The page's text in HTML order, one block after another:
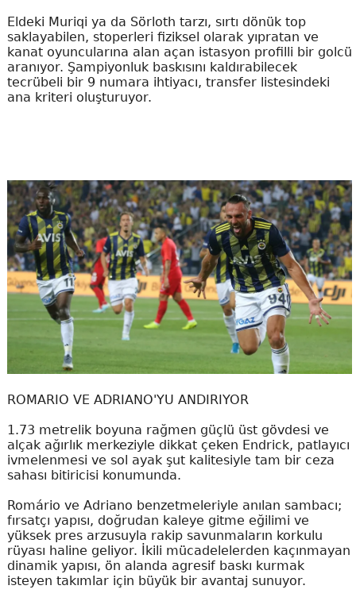
Eldeki Muriqi ya da Sörloth tarzı, sırtı dönük top
saklayabilen, stoperleri fiziksel olarak yıpratan ve
kanat oyuncularına alan açan istasyon profilli bir golcü
aranıyor. Şampiyonluk baskısını kaldırabilecek
tecrübeli bir 9 numara ihtiyacı, transfer listesindeki
ana kriteri oluşturuyor.
ROMARIO VE ADRIANO'YU ANDIRIYOR
1.73 metrelik boyuna rağmen güçlü üst gövdesi ve
alçak ağırlık merkeziyle dikkat çeken Endrick, patlayıcı
ivmelenmesi ve sol ayak şut kalitesiyle tam bir ceza
sahası bitiricisi konumunda.
Romário ve Adriano benzetmeleriyle anılan sambacı;
fırsatçı yapısı, doğrudan kaleye gitme eğilimi ve
yüksek pres arzusuyla rakip savunmaların korkulu
rüyası haline geliyor. İkili mücadelelerden kaçınmayan
dinamik yapısı, ön alanda agresif baskı kurmak
isteyen takımlar için büyük bir avantaj sunuyor.